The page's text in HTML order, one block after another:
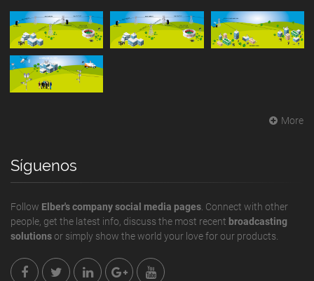
More
Síguenos
Follow Elber's company social media pages . Connect with other
people, get the latest info, discuss the most recent broadcasting
solutionsor simply show the world your love for our products.